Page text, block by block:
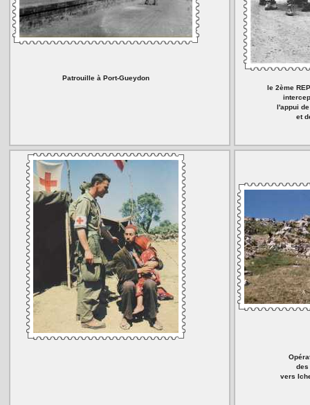
Patrouille à Port-Gueydon
le 2ème
l'appui
et
des
vers